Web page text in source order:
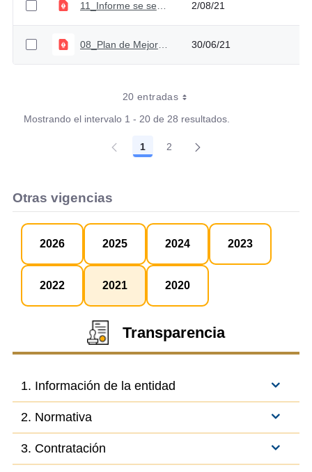
2/08/21
08_Plan de Mejoramiento Furag_ 30/06/21
20 entradas
Mostrando el intervalo 1 - 20 de 28 resultados.
Página
1 Página
2
Otras vigencias
2026 2025 2024 2023
2022 2021 2020
Transparencia
1. Información de la entidad
2. Normativa
3. Contratación